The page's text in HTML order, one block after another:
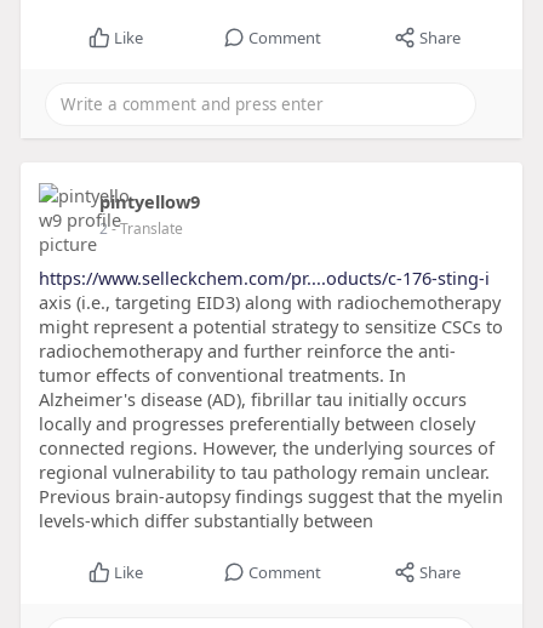
Like Comment Share
pintyellow9
2- Translate
https://www.selleckchem.com/pr....oducts/c-176-sting-i
axis (i.e., targeting EID3) along with radiochemotherapy
might represent a potential strategy to sensitize CSCs to
radiochemotherapy and further reinforce the anti-
tumor effects of conventional treatments. In
Alzheimer's disease (AD), fibrillar tau initially occurs
locally and progresses preferentially between closely
connected regions. However, the underlying sources of
regional vulnerability to tau pathology remain unclear.
Previous brain-autopsy findings suggest that the myelin
levels-which differ substantially between
Like Comment Share